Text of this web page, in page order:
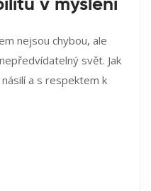
v myšlení
nejsou chybou, ale
svět. Jak
a s respektem k